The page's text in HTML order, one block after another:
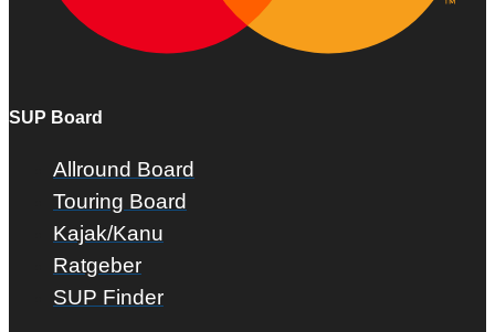
SUP Board
Allround Board
Touring Board
Kajak/Kanu
Ratgeber
SUP Finder